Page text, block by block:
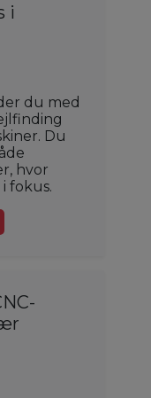
i
du med
Du
hvor
fokus.